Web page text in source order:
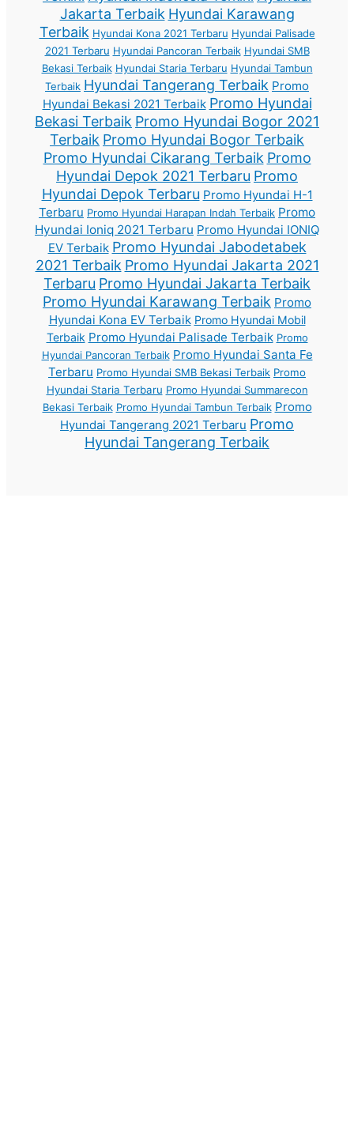
Jakarta Terbaik Hyundai Karawang
Terbaik Hyundai Kona 2021 Terbaru Hyundai Palisade
2021 Terbaru Hyundai Pancoran Terbaik Hyundai SMB
Bekasi Terbaik Hyundai Staria Terbaru Hyundai Tambun
Terbaik Hyundai Tangerang Terbaik Promo
Hyundai Bekasi 2021 Terbaik Promo Hyundai
Bekasi Terbaik Promo Hyundai Bogor 2021
Terbaik Promo Hyundai Bogor Terbaik
Promo Hyundai Cikarang Terbaik Promo
Hyundai Depok 2021 Terbaru Promo
Hyundai Depok Terbaru Promo Hyundai H-1
Terbaru Promo Hyundai Harapan Indah Terbaik Promo
Hyundai Ioniq 2021 Terbaru Promo Hyundai IONIQ
EV Terbaik Promo Hyundai Jabodetabek
2021 Terbaik Promo Hyundai Jakarta 2021
Terbaru Promo Hyundai Jakarta Terbaik
Promo Hyundai Karawang Terbaik Promo
Hyundai Kona EV Terbaik Promo Hyundai Mobil
Terbaik Promo Hyundai Palisade Terbaik Promo
Hyundai Pancoran Terbaik Promo Hyundai Santa Fe
Terbaru Promo Hyundai SMB Bekasi Terbaik Promo
Hyundai Staria Terbaru Promo Hyundai Summarecon
Bekasi Terbaik Promo Hyundai Tambun Terbaik Promo
Hyundai Tangerang 2021 Terbaru Promo
Hyundai Tangerang Terbaik